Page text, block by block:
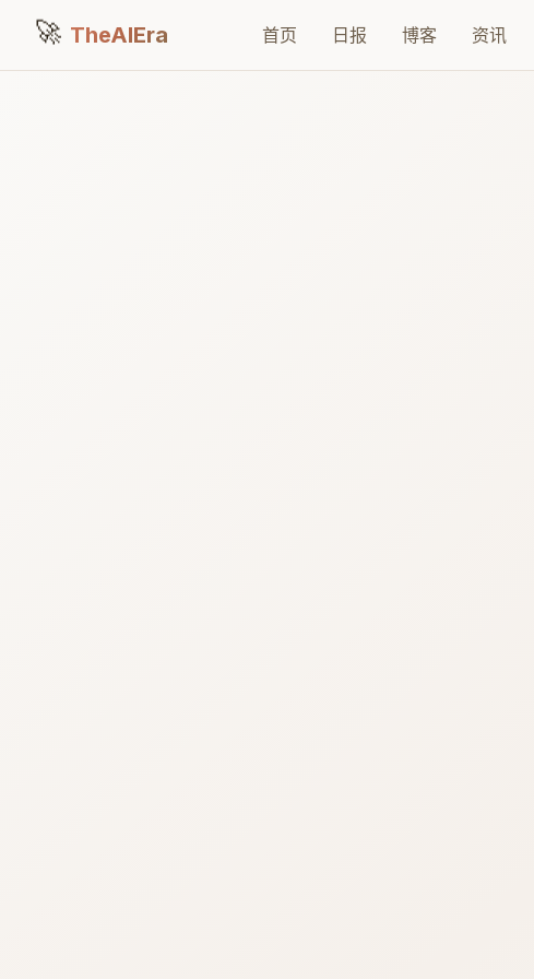
🚀 TheAIEra 首页 日报 博客 资讯